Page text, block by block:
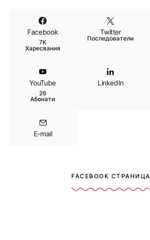
Facebook
7K
Харесвания
Twitter
Последователи
YouTube
26
Абонати
LinkedIn
E-mail
FACEBOOK СТРАНИЦА